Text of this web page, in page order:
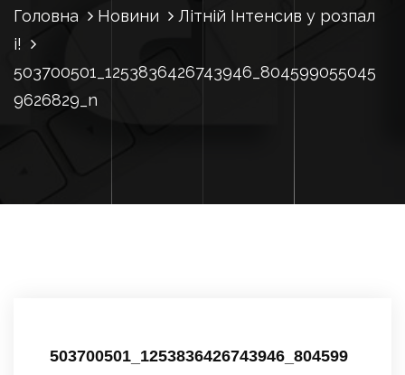
Головна Новини
Літній Інтенсив у розпал
і!
503700501_1253836426743946_804599055045
9626829_n
503700501_1253836426743946_804599